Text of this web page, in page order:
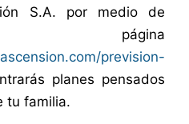
S.A. por medio de
página
prevision-
planes pensados
tu familia.